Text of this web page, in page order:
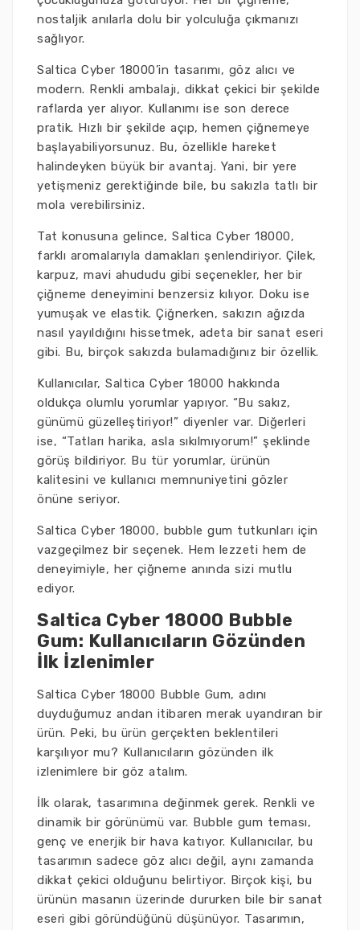
nostaljik anılarla dolu bir yolculuğa çıkmanızı
sağlıyor.
Saltica Cyber 18000’in tasarımı, göz alıcı ve
modern. Renkli ambalajı, dikkat çekici bir şekilde
raflarda yer alıyor. Kullanımı ise son derece
pratik. Hızlı bir şekilde açıp, hemen çiğnemeye
başlayabiliyorsunuz. Bu, özellikle hareket
halindeyken büyük bir avantaj. Yani, bir yere
yetişmeniz gerektiğinde bile, bu sakızla tatlı bir
mola verebilirsiniz.
Tat konusuna gelince, Saltica Cyber 18000,
farklı aromalarıyla damakları şenlendiriyor. Çilek,
karpuz, mavi ahududu gibi seçenekler, her bir
çiğneme deneyimini benzersiz kılıyor. Doku ise
yumuşak ve elastik. Çiğnerken, sakızın ağızda
nasıl yayıldığını hissetmek, adeta bir sanat eseri
gibi. Bu, birçok sakızda bulamadığınız bir özellik.
Kullanıcılar, Saltica Cyber 18000 hakkında
oldukça olumlu yorumlar yapıyor. “Bu sakız,
günümü güzelleştiriyor!” diyenler var. Diğerleri
ise, “Tatları harika, asla sıkılmıyorum!” şeklinde
görüş bildiriyor. Bu tür yorumlar, ürünün
kalitesini ve kullanıcı memnuniyetini gözler
önüne seriyor.
Saltica Cyber 18000, bubble gum tutkunları için
vazgeçilmez bir seçenek. Hem lezzeti hem de
deneyimiyle, her çiğneme anında sizi mutlu
ediyor.
Saltica Cyber 18000 Bubble
Gum: Kullanıcıların Gözünden
İlk İzlenimler
Saltica Cyber 18000 Bubble Gum, adını
duyduğumuz andan itibaren merak uyandıran bir
ürün. Peki, bu ürün gerçekten beklentileri
karşılıyor mu? Kullanıcıların gözünden ilk
izlenimlere bir göz atalım.
İlk olarak, tasarımına değinmek gerek. Renkli ve
dinamik bir görünümü var. Bubble gum teması,
genç ve enerjik bir hava katıyor. Kullanıcılar, bu
tasarımın sadece göz alıcı değil, aynı zamanda
dikkat çekici olduğunu belirtiyor. Birçok kişi, bu
ürünün masanın üzerinde dururken bile bir sanat
eseri gibi göründüğünü düşünüyor. Tasarımın,